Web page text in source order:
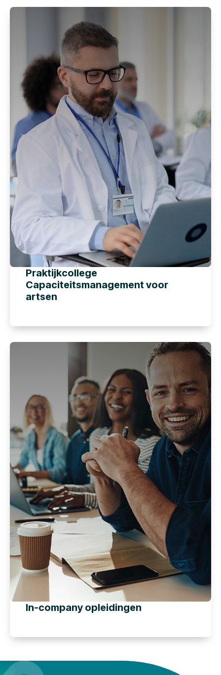
Praktijkcollege
Capaciteitsmanagement voor
artsen
In-company opleidingen